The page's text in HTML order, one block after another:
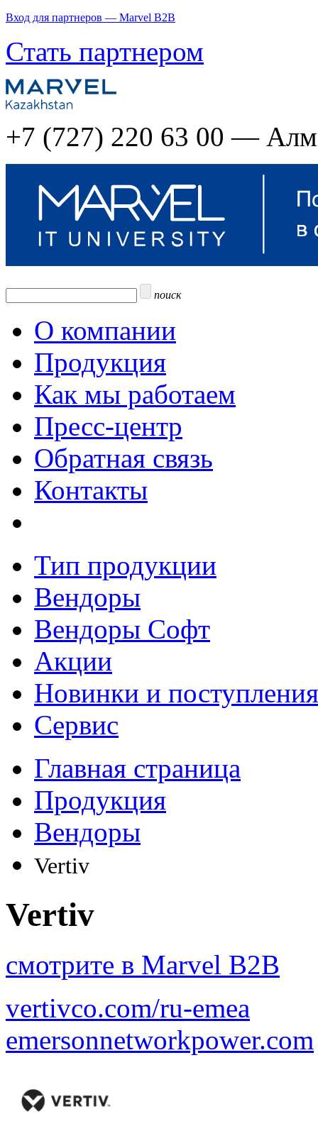
Вход для партнеров — Marvel B2B
Стать партнером
+7 (727) 220 63 00 —
поиск
О компании
Продукция
Как мы работаем
Пресс-центр
Обратная связь
Контакты
Тип продукции
Вендоры
Вендоры Софт
Акции
Новинки и поступления
Сервис
Главная страница
Продукция
Вендоры
Vertiv
Vertiv
смотрите в Marvel B2B
vertivco.com/ru-emea
emersonnetworkpower.com